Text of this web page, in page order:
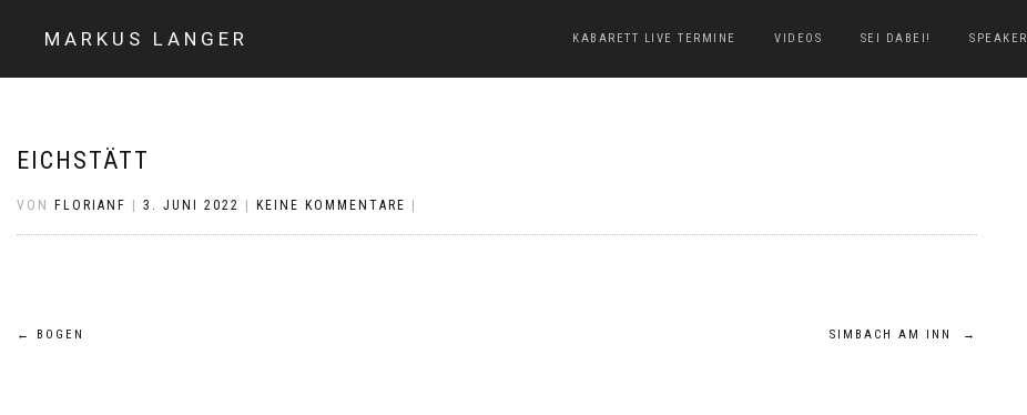
MARKUS LANGER KABARETT LIVE TERMINE VIDEOS SEI DABEI! SPEAKER
EICHSTÄTT
VON FLORIANF 3. JUNI 2022 KEINE KOMMENTARE
Beitragsnavigation
← BOGEN SIMBACH AM INN →